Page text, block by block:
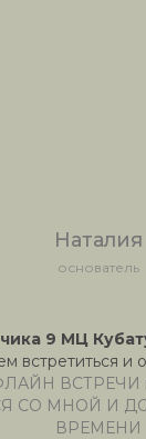
Наталия
основатель
9 МЦ
встретиться и
ВСТРЕЧИ
СО МНОЙ И
ВРЕМЕНИ